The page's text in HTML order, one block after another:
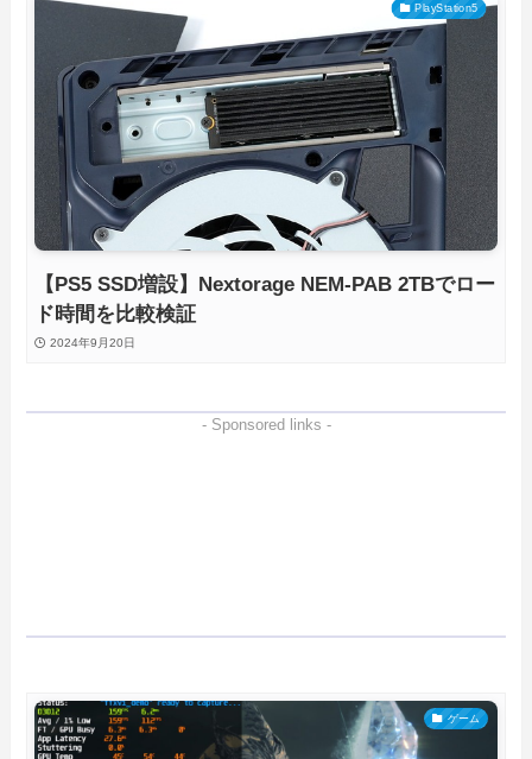
PlayStation5
【PS5 SSD増設】Nextorage NEM-PAB 2TBでロー
ド時間を比較検証
2024年9月20日
- Sponsored links -
ゲーム